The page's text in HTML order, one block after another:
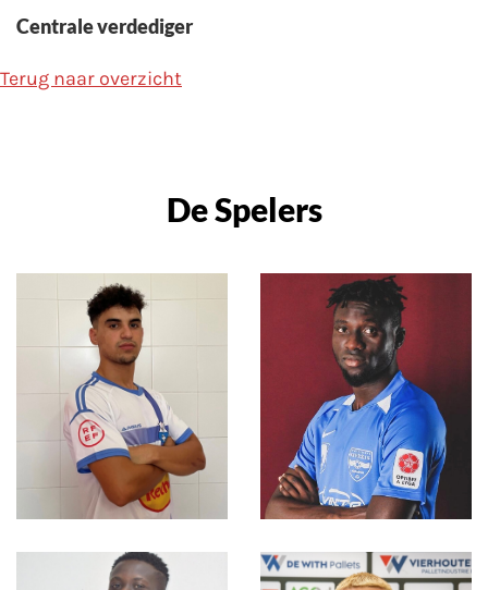
Centrale verdediger
Terug naar overzicht
De Spelers